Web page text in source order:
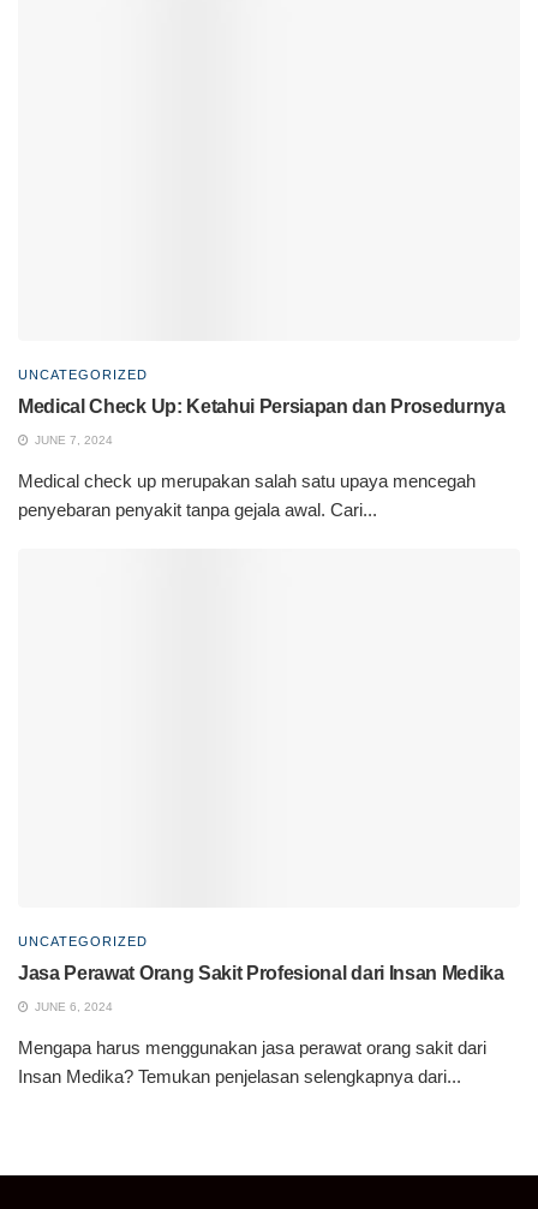
UNCATEGORIZED
Medical Check Up: Ketahui Persiapan dan Prosedurnya
JUNE 7, 2024
Medical check up merupakan salah satu upaya mencegah
penyebaran penyakit tanpa gejala awal. Cari...
UNCATEGORIZED
Jasa Perawat Orang Sakit Profesional dari Insan Medika
JUNE 6, 2024
Mengapa harus menggunakan jasa perawat orang sakit dari
Insan Medika? Temukan penjelasan selengkapnya dari...